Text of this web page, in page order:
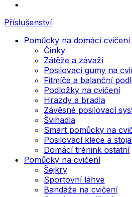
Příslušenství
Pomůcky na domácí cvičení
Činky
Zátěže a závaží
Posilovací gumy na
Fitmíče a balanční
Podložky na cvičení
Hrazdy a bradla
Závěsné posilovací
Švihadla
Smart pomůcky na
Posilovací klece a
Domácí trénink ostatní
Pomůcky na cvičení
Šejkry
Sportovní láhve
Bandáže na cvičení